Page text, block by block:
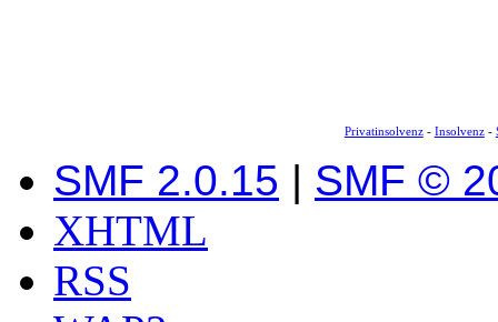
Privatinsolvenz- Insolvenz-
SMF 2.0.15 | SMF ©
XHTML
RSS